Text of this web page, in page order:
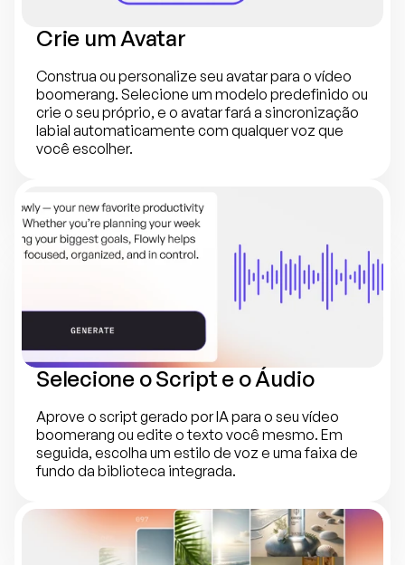
Crie um Avatar
Construa ou personalize seu avatar para o vídeo
boomerang. Selecione um modelo predefinido ou
crie o seu próprio, e o avatar fará a sincronização
labial automaticamente com qualquer voz que
você escolher.
Selecione o Script e o Áudio
Aprove o script gerado por IA para o seu vídeo
boomerang ou edite o texto você mesmo. Em
seguida, escolha um estilo de voz e uma faixa de
fundo da biblioteca integrada.